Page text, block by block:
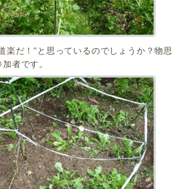
楽だ！”と思っているのでしょうか？物思
者です。